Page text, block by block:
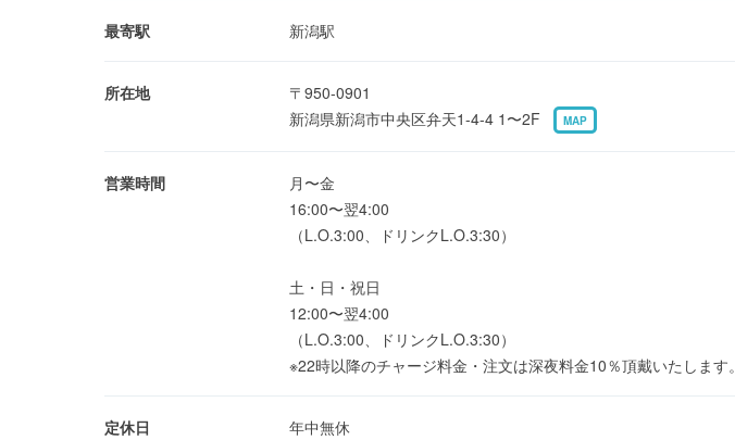
最寄駅 新潟駅
所在地
〒950-0901
新潟県新潟市中央区弁天1-4-4 1〜2F
MAP
営業時間
月〜金
16:00〜翌4:00
（L.O.3:00、ドリンクL.O.3:30）
土・日・祝日
12:00〜翌4:00
（L.O.3:00、ドリンクL.O.3:30）
※22時以降のチャージ料金・注文は深夜料金10％頂戴いたします。
定休日
年中無休